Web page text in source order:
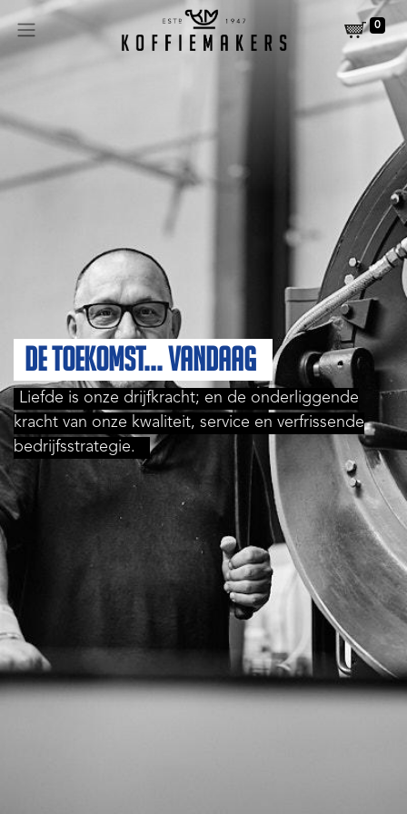
0
de toekomst... vandaag
Liefde is onze drijfkracht; en de onderliggende
kracht van onze kwaliteit, service en verfrissende
bedrijfsstrategie.